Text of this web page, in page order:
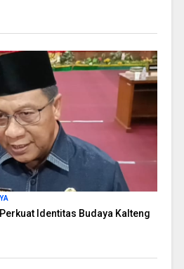
Identitas Budaya Kalteng